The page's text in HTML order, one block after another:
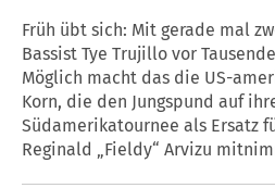
Früh übt sich: Mit gerade mal
Bassist Tye Trujillo vor
Möglich macht das die US-
Korn, die den Jungspund auf
Südamerikatournee als Ersatz
Reginald „Fieldy“ Arvizu